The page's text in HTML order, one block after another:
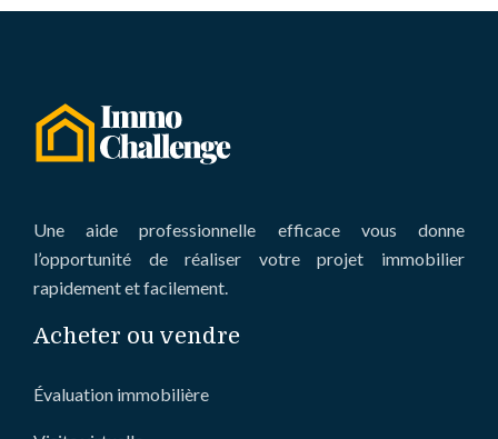
Une aide professionnelle efficace vous donne
l’opportunité de réaliser votre projet immobilier
rapidement et facilement.
Acheter ou vendre
Évaluation immobilière